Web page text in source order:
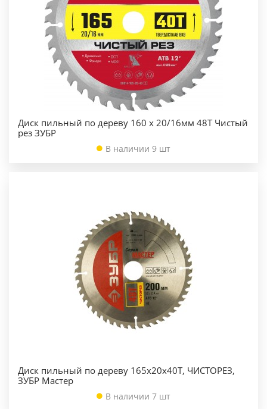
Диск пильный по дереву 160 x 20/16мм 48T Чистый
рез ЗУБР
В наличии 9 шт
Диск пильный по дереву 165х20х40Т, ЧИСТОРЕЗ,
ЗУБР Мастер
В наличии 7 шт